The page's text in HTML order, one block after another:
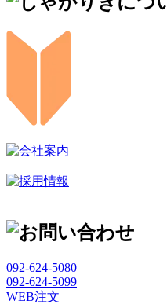
092-624-5080
092-624-5099
WEB注文